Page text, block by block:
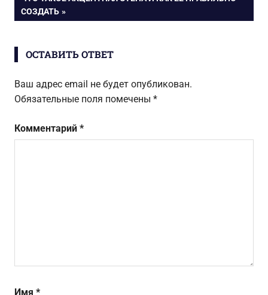
узнать свой
ИНН?
записям
ЗАПИСЬ:
СОЗДАТЬ
ОСТАВИТЬ ОТВЕТ
Ваш адрес email не будет опубликован.
Обязательные поля помечены *
Комментарий *
Имя *